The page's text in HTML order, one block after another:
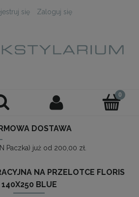
się Zaloguj się
DOSTAWA
Paczka) już od 200,00 zł.
NA PRZELOTCE FLORIS
140X250 BLUE